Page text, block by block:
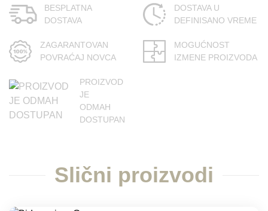
BESPLATNA
DOSTAVA
DOSTAVA U
DEFINISANO VREME
ZAGARANTOVAN
POVRAĆAJ NOVCA
MOGUĆNOST
IZMENE PROIZVODA
PROIZVOD
JE
ODMAH
DOSTUPAN
Slični proizvodi